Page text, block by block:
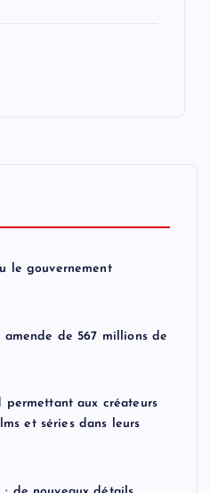
le gouvernement
de 567 millions de
permettant aux créateurs
et séries dans leurs